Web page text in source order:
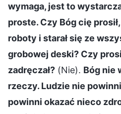
wymaga, jest to
proste. Czy Bóg cię
roboty i starał się ze
grobowej deski? Czy
zadręczał? (Nie). Bóg nie
rzeczy. Ludzie nie
powinni okazać nieco